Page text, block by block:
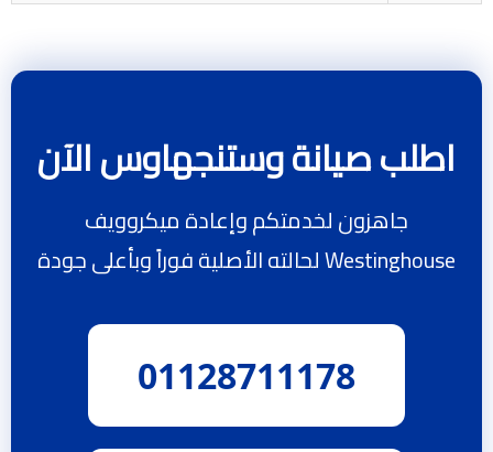
اطلب صيانة وستنجهاوس الآن
جاهزون لخدمتكم وإعادة ميكروويف
Westinghouse لحالته الأصلية فوراً وبأعلى جودة
01128711178